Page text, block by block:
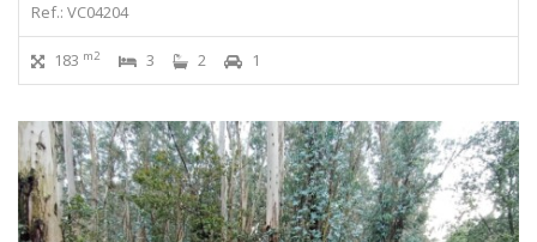
Ref.: VC04204
183 m2 3 2 1